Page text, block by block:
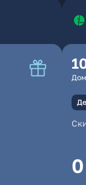
0